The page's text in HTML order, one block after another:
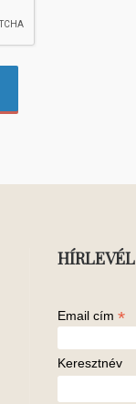
HÍRLEVÉL
Email cím *
Keresztnév